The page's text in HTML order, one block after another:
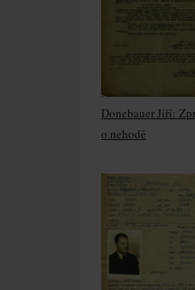
Donebauer Jiří:
o nehodě